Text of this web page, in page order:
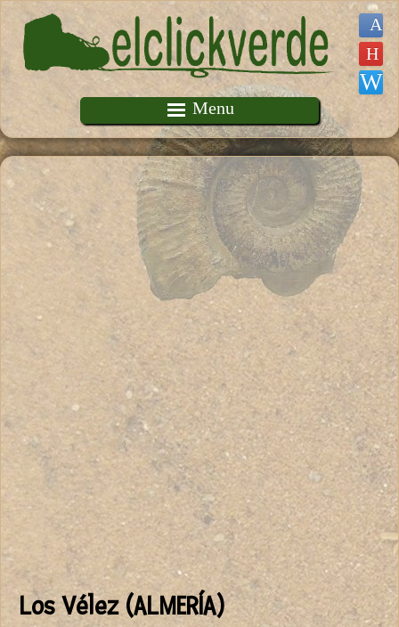
Pasar al contenido principal
Menu
Los Vélez (ALMERÍA)